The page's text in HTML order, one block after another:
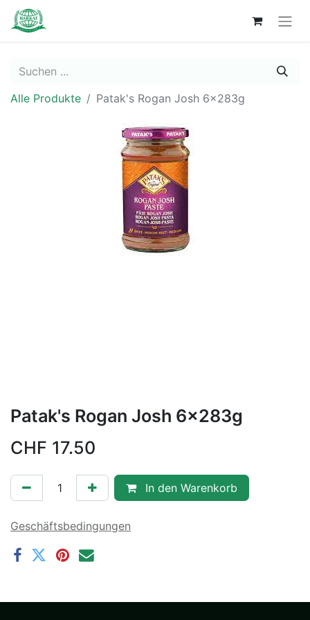
Alle Produkte Patak's Rogan Josh 6x283g
Patak's Rogan Josh 6x283g
CHF 17.50
In den Warenkorb
Geschäftsbedingungen